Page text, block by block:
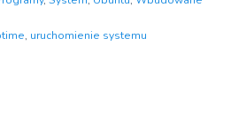
, uruchomienie systemu